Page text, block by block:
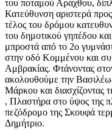
του ποταμού Αράχθου,
Κατεύθυνση αριστερά
τέλος του δρόμου
του δημοτικού γηπέδου
μπροστά από το 2ο
στην οδό Κομμένου και
Αμβρακίας. Φτάνοντας
ακολουθούμε την
Μάρκου και διασχίζοντας
, Πλαστήρα στο ύψος της
πεζόδρομο της Σκουφά
Δημήτριο.